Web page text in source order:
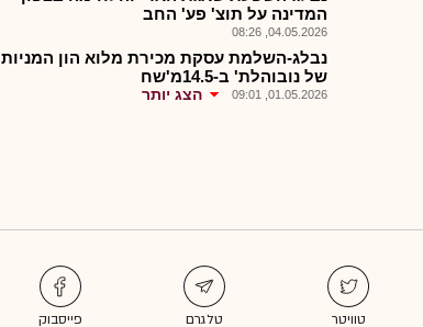
המדינה על תוצ' פע' החב
04.05.2026, 08:26
נבלג-השלמת עסקת מכירת מלוא הון המניות
של נובוהלת' ב-14.5מ'שח
01.05.2026, 09:01 הצג יותר